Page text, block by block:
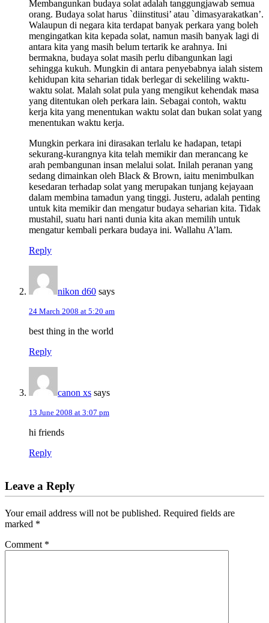
Membangunkan budaya solat adalah tanggungjawab semua
orang. Budaya solat harus `diinstitusi’ atau `dimasyarakatkan’.
Walaupun di negara kita terdapat banyak perkara yang boleh
mengingatkan kita kepada solat, namun masih banyak lagi di
antara kita yang masih belum tertarik ke arahnya. Ini
bermakna, budaya solat masih perlu dibangunkan lagi
sehingga kukuh. Mungkin di antara penyebabnya ialah sistem
kehidupan kita seharian tidak berlegar di sekeliling waktu-
waktu solat. Malah solat pula yang mengikut kehendak masa
yang ditentukan oleh perkara lain. Sebagai contoh, waktu
kerja kita yang menentukan waktu solat dan bukan solat yang
menentukan waktu kerja.
Mungkin perkara ini dirasakan terlalu ke hadapan, tetapi
sekurang-kurangnya kita telah memikir dan merancang ke
arah pembangunan insan melalui solat. Inilah peranan yang
sedang dimainkan oleh Black & Brown, iaitu menimbulkan
kesedaran terhadap solat yang merupakan tunjang kejayaan
dalam membina tamadun yang tinggi. Justeru, adalah penting
untuk kita memikir dan mengatur budaya seharian kita. Tidak
mustahil, suatu hari nanti dunia kita akan memilih untuk
mengatur kembali perkara budaya ini. Wallahu A’lam.
Reply
nikon d60 says
24 March 2008 at 5:20 am
best thing in the world
Reply
canon xs says
13 June 2008 at 3:07 pm
hi friends
Reply
Leave a Reply
Your email address will not be published. Required fields are
marked *
Comment *